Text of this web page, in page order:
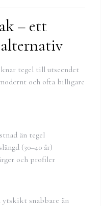
– ett
tegel till utseendet
och ofta billigare
än tegel
(30–40 år)
och profiler
ytskikt snabbare än